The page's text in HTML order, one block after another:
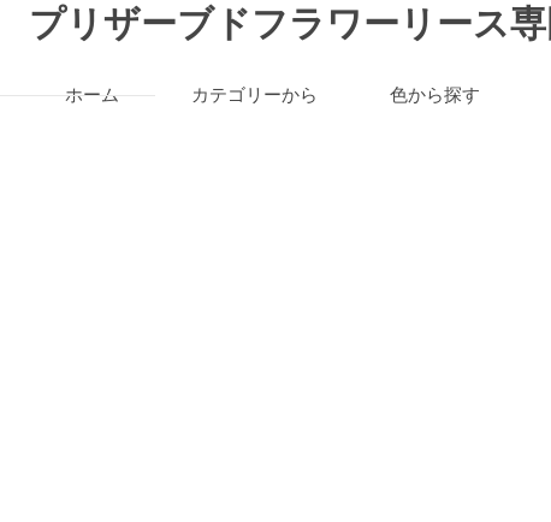
プリザーブドフラワーリース
ホーム カテゴリーから 色から探す